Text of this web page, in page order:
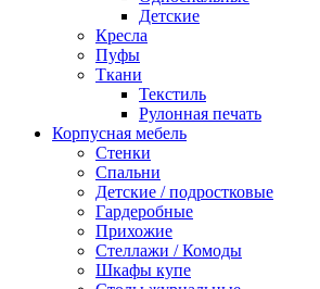
Детские
Кресла
Пуфы
Ткани
Текстиль
Рулонная печать
Корпусная мебель
Стенки
Спальни
Детские / подростковые
Гардеробные
Прихожие
Стеллажи / Комоды
Шкафы купе